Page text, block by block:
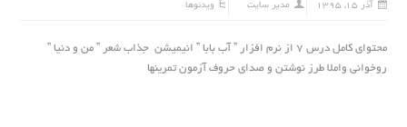
آذر ۱۵, ۱۳۹۵ مدیر سایت ویدئوها
محتواى کامل درس ٧ از نرم افزار ” آب بابا ” انیمیشن جذاب شعر ” من و دنیا ”
روخوانى واملا طرز نوشتن و صداى حروف آزمون تمرینها